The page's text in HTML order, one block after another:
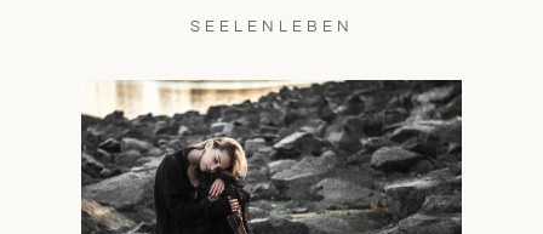
SEELENLEBEN